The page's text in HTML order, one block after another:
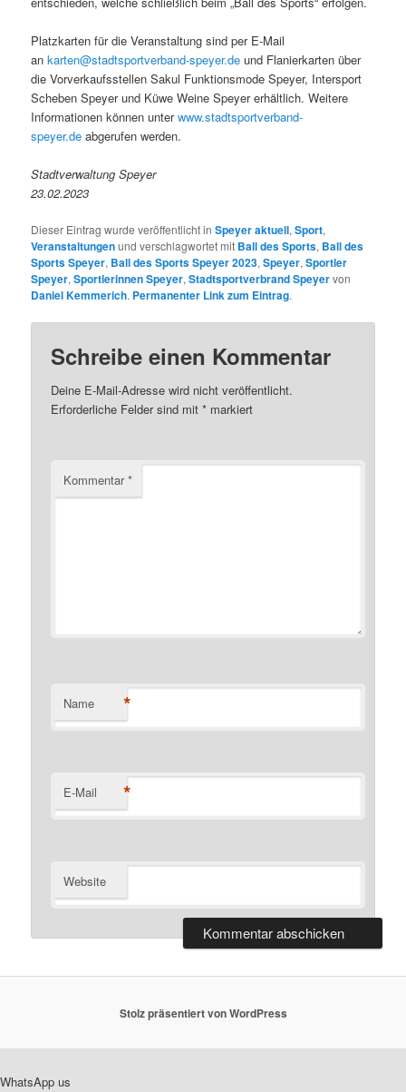
Platzkarten für die Veranstaltung sind per E-Mail
ankarten@stadtsportverband-speyer.de und Flanierkarten über
die Vorverkaufsstellen Sakul Funktionsmode Speyer, Intersport
Scheben Speyer und Küwe Weine Speyer erhältlich. Weitere
Informationen können unterwww.stadtsportverband-
speyer.de abgerufen werden.
Stadtverwaltung Speyer
23.02.2023
Dieser Eintrag wurde veröffentlicht inSpeyer aktuell,Sport,
Veranstaltungenund verschlagwortet mit Ball des Sports, Ball des
Sports Speyer, Ball des Sports Speyer 2023,Speyer,Sportler
Speyer,Sportlerinnen Speyer,Stadtsportverbrand Speyervon
Daniel Kemmerich. Permanenter Link zum Eintrag.
Schreibe einen Kommentar
Deine E-Mail-Adresse wird nicht veröffentlicht.
Erforderliche Felder sind mit* markiert
Kommentar*
Name *
E-Mail *
Website
Stolz präsentiert von WordPress
WhatsApp us